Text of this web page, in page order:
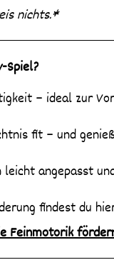
nichts.*
Spiel?
– ideal zur
fit – und
angepasst
findest du
Feinmotorik